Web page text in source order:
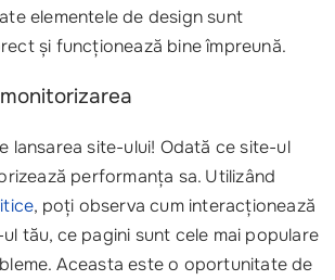
elementele de design sunt
și funcționează bine împreună.
lansarea site-ului! Odată ce site-ul
performanța sa. Utilizând
, poți observa cum interacționează
tău, ce pagini sunt cele mai populare
Aceasta este o oportunitate de